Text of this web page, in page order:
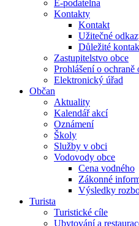
E-podatelna
Kontakty
Kontakt
Užitečné
Důležité
Zastupitelstvo obce
Prohlášení o ochraně
Elektronický úřad
Občan
Aktuality
Kalendář akcí
Oznámení
Školy
Služby v obci
Vodovody obce
Cena vodného
Zákonné
Výsledky
Turista
Turistické cíle
Ubytování a